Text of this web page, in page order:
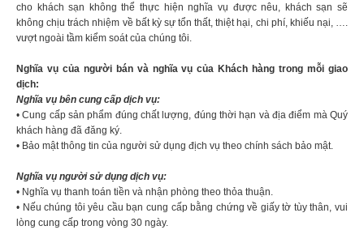
cho khách sạn không thể thực hiện nghĩa vụ được nêu, khách sạn sẽ
không chịu trách nhiệm về bất kỳ sự tổn thất, thiệt hại, chi phí, khiếu nại, ….
vượt ngoài tầm kiểm soát của chúng tôi.
Nghĩa vụ của người bán và nghĩa vụ của Khách hàng trong mỗi giao
dịch:
Nghĩa vụ bên cung cấp dịch vụ:
• Cung cấp sản phẩm đúng chất lượng, đúng thời hạn và địa điểm mà Quý
khách hàng đã đăng ký.
• Bảo mật thông tin của người sử dụng địch vụ theo chính sách bảo mật.
Nghĩa vụ người sử dụng dịch vụ:
• Nghĩa vụ thanh toán tiền và nhận phòng theo thỏa thuận.
• Nếu chúng tôi yêu cầu bạn cung cấp bằng chứng về giấy tờ tùy thân, vui
lòng cung cấp trong vòng 30 ngày.